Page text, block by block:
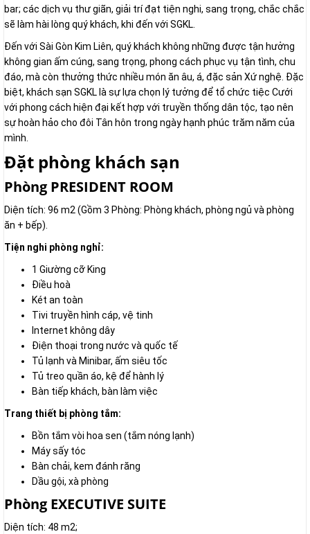
bar; các dịch vụ thư giãn, giải trí đạt tiện nghi, sang trọng, chắc chắc
sẽ làm hài lòng quý khách, khi đến với SGKL.
Đến với Sài Gòn Kim Liên, quý khách không những được tận hưởng
không gian ấm cúng, sang trọng, phong cách phục vụ tận tình, chu
đáo, mà còn thưởng thức nhiều món ăn âu, á, đặc sản Xứ nghệ. Đặc
biệt, khách sạn SGKL là sự lựa chọn lý tưởng để tổ chức tiệc Cưới
với phong cách hiện đại kết hợp với truyền thống dân tộc, tạo nên
sự hoàn hảo cho đôi Tân hôn trong ngày hạnh phúc trăm năm của
mình.
Đặt phòng khách sạn
Phòng PRESIDENT ROOM
Diện tích: 96 m2 (Gồm 3 Phòng: Phòng khách, phòng ngủ và phòng
ăn + bếp).
Tiện nghi phòng nghỉ:
1 Giường cỡ King
Điều hoà
Két an toàn
Tivi truyền hình cáp, vệ tinh
Internet không dây
Điện thoại trong nước và quốc tế
Tủ lạnh và Minibar, ấm siêu tốc
Tủ treo quần áo, kệ để hành lý
Bàn tiếp khách, bàn làm việc
Trang thiết bị phòng tắm:
Bồn tắm vòi hoa sen (tắm nóng lạnh)
Máy sấy tóc
Bàn chải, kem đánh răng
Dầu gội, xà phòng
Phòng EXECUTIVE SUITE
Diện tích: 48 m2;